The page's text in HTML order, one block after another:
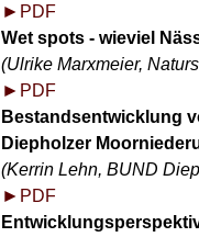
► PDF
Wet spots - wieviel
(Ulrike Marxmeier,
► PDF
Bestandsentwicklung
Diepholzer
(Kerrin Lehn, BUND
► PDF